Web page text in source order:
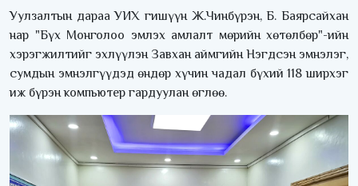
Уулзалтын дараа УИХ гишүүн Ж.Чинбүрэн, Б. Баярсайхан
нар "Бүх Монголоо эмлэх амлалт мөрийн хөтөлбөр"-ийн
хэрэгжилтийг эхлүүлэн Завхан аймгийн Нэгдсэн эмнэлэг,
сумдын эмнэлгүүдэд өндөр хүчин чадал бүхий 118 ширхэг
иж бүрэн компьютер гардуулан өглөө.